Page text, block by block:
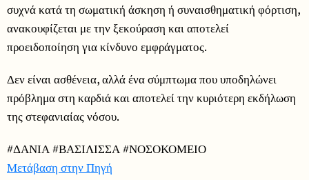
συχνά κατά τη σωματική άσκηση ή συναισθηματική φόρτιση,
ανακουφίζεται με την ξεκούραση και αποτελεί
προειδοποίηση για κίνδυνο εμφράγματος.
Δεν είναι ασθένεια, αλλά ένα σύμπτωμα που υποδηλώνει
πρόβλημα στη καρδιά και αποτελεί την κυριότερη εκδήλωση
της στεφανιαίας νόσου.
#ΔΑΝΙΑ #ΒΑΣΙΛΙΣΣΑ #ΝΟΣΟΚΟΜΕΙΟ
Μετάβαση στην Πηγή